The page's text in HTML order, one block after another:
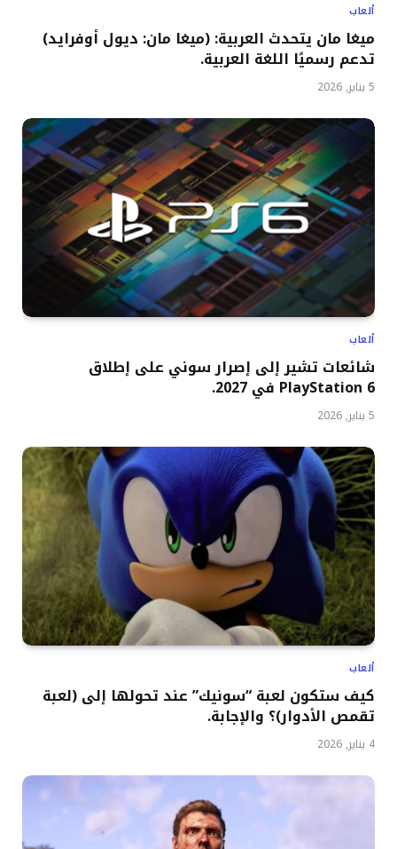
ألعاب
ميغا مان يتحدث العربية: (ميغا مان: ديول أوفرايد)
تدعم رسميًا اللغة العربية.
5 يناير, 2026
ألعاب
شائعات تشير إلى إصرار سوني على إطلاق
PlayStation 6 في 2027.
5 يناير, 2026
ألعاب
كيف ستكون لعبة “سونيك” عند تحولها إلى (لعبة
تقمص الأدوار)؟ والإجابة.
4 يناير, 2026